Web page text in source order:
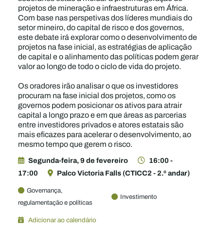
projetos de mineração e infraestruturas em África.
Com base nas perspetivas dos líderes mundiais do
setor mineiro, do capital de risco e dos governos,
este debate irá explorar como o desenvolvimento de
projetos na fase inicial, as estratégias de aplicação
de capital e o alinhamento das políticas podem gerar
valor ao longo de todo o ciclo de vida do projeto.
Os oradores irão analisar o que os investidores
procuram na fase inicial dos projetos, como os
governos podem posicionar os ativos para atrair
capital a longo prazo e em que áreas as parcerias
entre investidores privados e atores estatais são
mais eficazes para acelerar o desenvolvimento, ao
mesmo tempo que gerem o risco.
Segunda-feira, 9 de fevereiro
16:00 -
17:00
Palco Victoria Falls (CTICC2 - 2.º andar)
Governança,
regulamentação e políticas
Investimento
Adicionar ao calendário